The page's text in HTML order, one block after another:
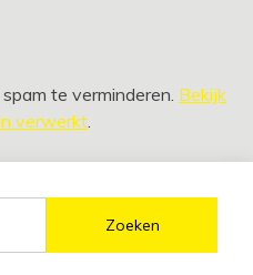
te verminderen. Bekijk
verwerkt.
Zoeken